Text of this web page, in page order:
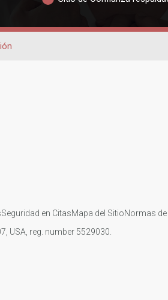
Seguridad en CitasMapa del SitioNormas
USA, reg. number 5529030.